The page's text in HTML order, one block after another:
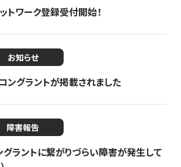
トワーク登録受付開始！
お知らせ
ングラントが掲載されました
障害報告
グラントに繋がりづらい障害が発生して